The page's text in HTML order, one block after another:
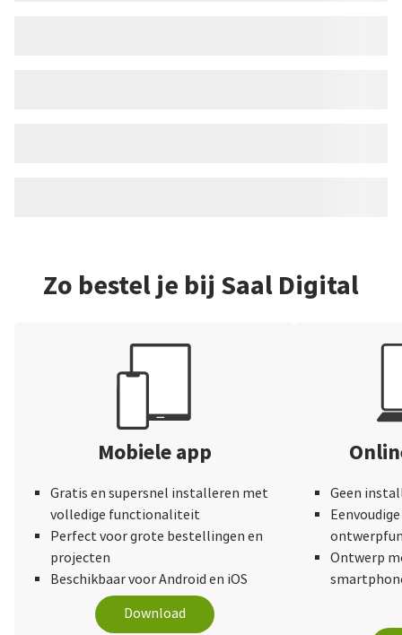
Zo bestel je bij Saal Digital
Mobiele app
Gratis en supersnel installeren met
volledige functionaliteit
Perfect voor grote bestellingen en
projecten
Beschikbaar voor Android en iOS
Download
Geen
Ontwerp